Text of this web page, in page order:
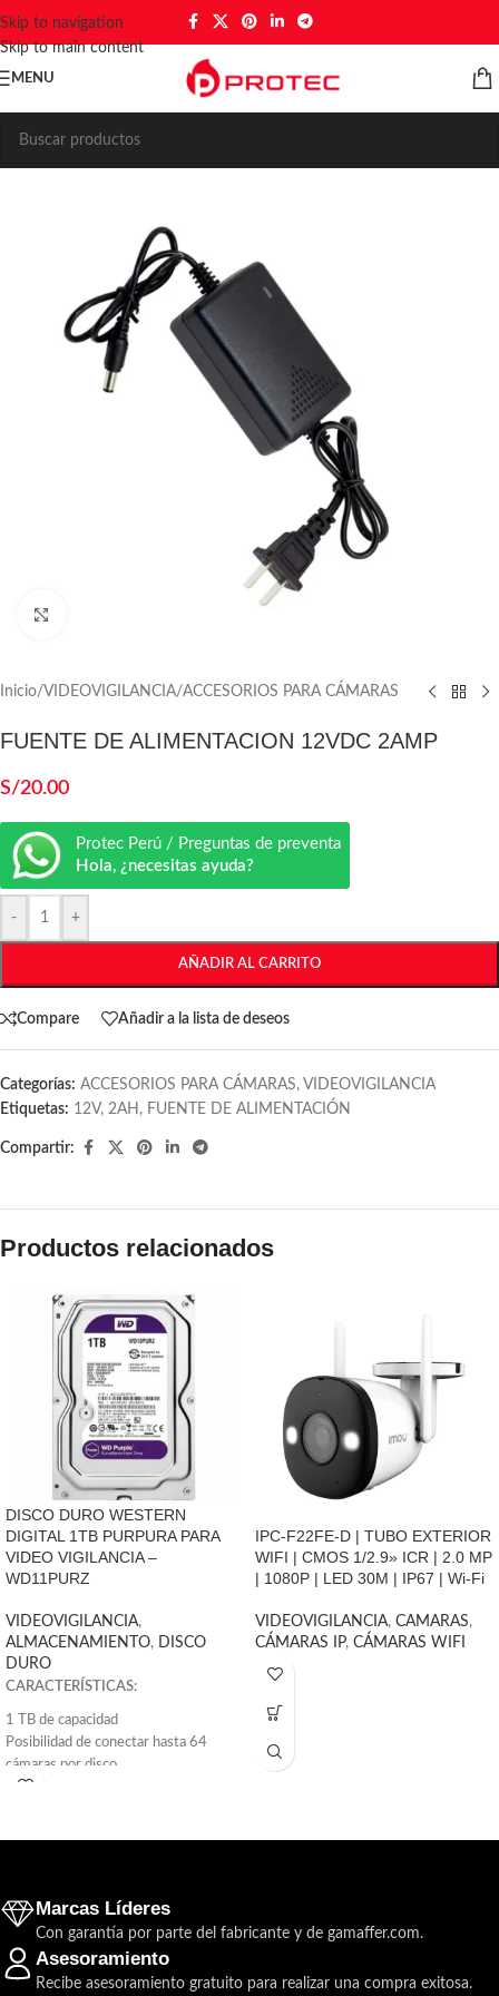
Skip to navigation
Skip to main content
MENU
Inicio/VIDEOVIGILANCIA/ACCESORIOS PARA CÁMARAS
FUENTE DE ALIMENTACION 12VDC 2AMP
S/20.00
Protec Perú / Preguntas de preventa
Hola, ¿necesitas ayuda?
- +
AÑADIR AL CARRITO
Compare Añadir a la lista de deseos
Categorías: ACCESORIOS PARA CÁMARAS, VIDEOVIGILANCIA
Etiquetas: 12V, 2AH , FUENTE DE ALIMENTACIÓN
Compartir:
Productos relacionados
DISCO DURO WESTERN
DIGITAL 1TB PURPURA PARA
VIDEO VIGILANCIA –
WD11PURZ
VIDEOVIGILANCIA,
ALMACENAMIENTO, DISCO
DURO
CARACTERÍSTICAS:
1 TB de capacidad
Posibilidad de conectar hasta 64
cámaras por disco
5400/7200 r. p. m.
El disco duro de 1TB Purple de
Western Digital ayuda a mejorar el
rendimiento de su sistema. Creado
para CCTV (circuito cerrado de
IPC-F22FE-D | TUBO EXTERIOR
WIFI | CMOS 1/2.9» ICR | 2.0 MP
| 1080P | LED 30M | IP67 | Wi-Fi
VIDEOVIGILANCIA, CAMARAS,
CÁMARAS IP, CÁMARAS WIFI
Marcas Líderes
Con garantía por parte del fabricante y de gamaffer.com.
Asesoramiento
Recibe asesoramiento gratuito para realizar una compra exitosa.